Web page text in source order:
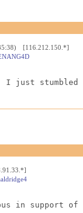
[116.212.150.*]
I just
in support of